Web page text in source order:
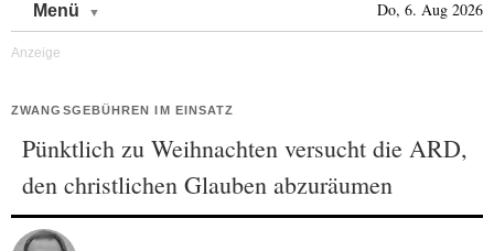
Menü Do, 6. Aug 2026
ZWANGSGEBÜHREN IM EINSATZ
Pünktlich zu Weihnachten versucht die ARD,
den christlichen Glauben abzuräumen